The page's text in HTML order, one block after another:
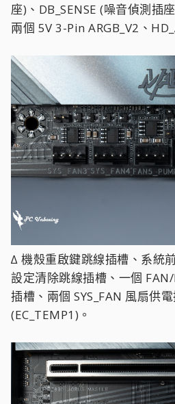
座)、DB_SENSE (噪音偵測插
兩個 5V 3-Pin ARGB_V2、
∆ 機殼重啟鍵跳線插槽、系統
設定清除跳線插槽、一個
插槽、兩個 SYS_FAN 風扇供
(EC_TEMP1)。